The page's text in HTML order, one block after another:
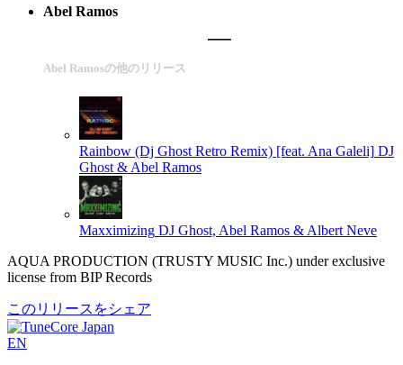
Abel Ramos
Abel Ramosの他のリリース
Rainbow (Dj Ghost Retro Remix) [feat. Ana Galeli] DJ
Ghost & Abel Ramos
Maxximizing DJ Ghost, Abel Ramos & Albert Neve
AQUA PRODUCTION (TRUSTY MUSIC Inc.) under exclusive
license from BIP Records
このリリースをシェア
EN